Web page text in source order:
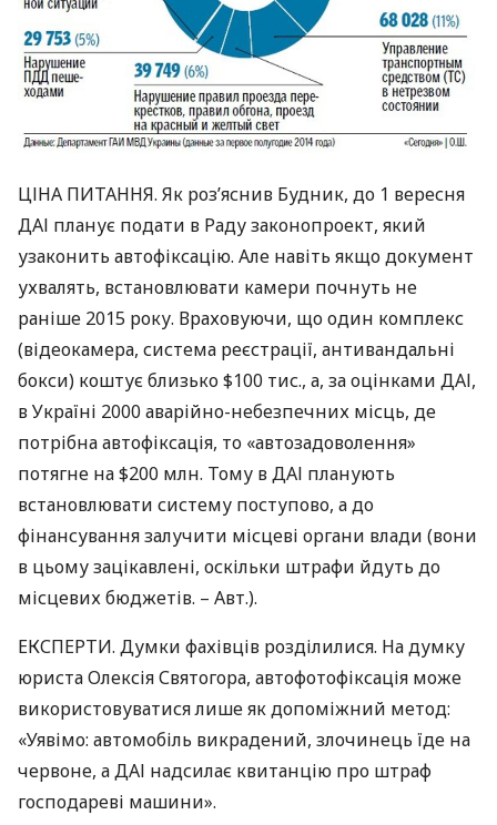
ЦІНА ПИТАННЯ. Як роз’яснив Будник, до 1 вересня
ДАІ планує подати в Раду законопроект, який
узаконить автофіксацію. Але навіть якщо документ
ухвалять, встановлювати камери почнуть не
раніше 2015 року. Враховуючи, що один комплекс
(відеокамера, система реєстрації, антивандальні
бокси) коштує близько $100 тис., а, за оцінками ДАІ,
в Україні 2000 аварійно-небезпечних місць, де
потрібна автофіксація, то «автозадоволення»
потягне на $200 млн. Тому вДАІ планують
встановлювати систему поступово, а до
фінансування залучити місцеві органи влади (вони
в цьому зацікавлені, оскільки штрафи йдуть до
місцевих бюджетів. – Авт.).
ЕКСПЕРТИ. Думки фахівців розділилися. На думку
юриста Олексія Святогора, автофотофіксація може
використовуватися лише як допоміжний метод:
«Уявімо: автомобіль викрадений, злочинець їде на
червоне, аДАІ надсилає квитанцію про штраф
господареві машини».